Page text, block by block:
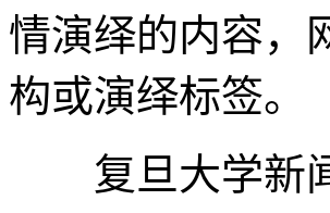
情演绎的内容，
构或演绎标签。
复旦大学新闻